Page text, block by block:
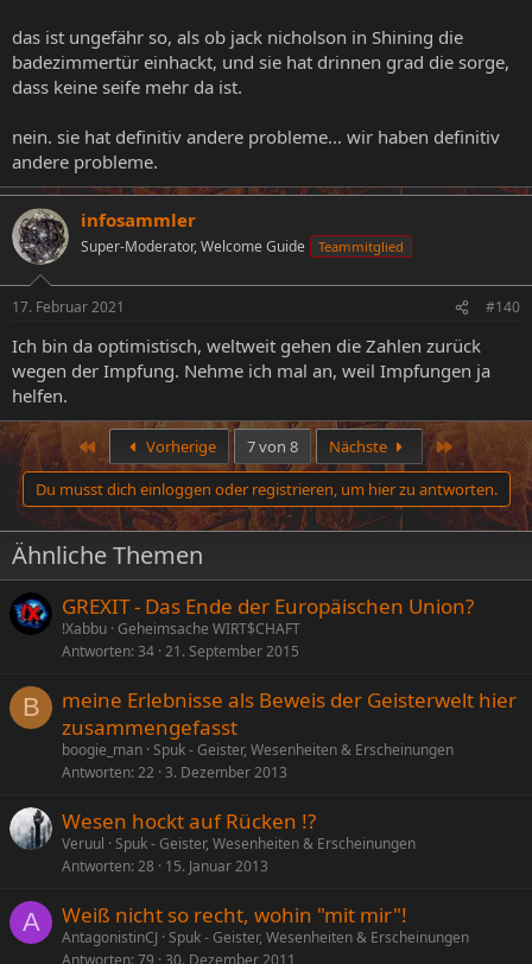
das ist ungefähr so, als ob jack nicholson in Shining die
badezimmertür einhackt, und sie hat drinnen grad die sorge,
dass keine seife mehr da ist.
nein. sie hat definitiv andere probleme... wir haben definitiv
andere probleme.
infosammler
Super-Moderator, Welcome Guide Teammitglied
17. Februar 2021 #140
Ich bin da optimistisch, weltweit gehen die Zahlen zurück
wegen der Impfung. Nehme ich mal an, weil Impfungen ja
helfen.
Erste Vorherige 7 von 8 Nächste Letzte
Du musst dich einloggen oder registrieren, um hier zu antworten.
Ähnliche Themen
GREXIT - Das Ende der Europäischen Union?
!Xabbu Geheimsache WIRT$CHAFT
Antworten 34 21. September 2015
B
meine Erlebnisse als Beweis der Geisterwelt hier
zusammengefasst
boogie_man Spuk - Geister, Wesenheiten & Erscheinungen
Antworten 22 3. Dezember 2013
Wesen hockt auf Rücken !?
Veruul Spuk - Geister, Wesenheiten & Erscheinungen
Antworten 28 15. Januar 2013
A Weiß nicht so recht, wohin "mit mir"!
AntagonistinCJ Spuk - Geister, Wesenheiten & Erscheinungen